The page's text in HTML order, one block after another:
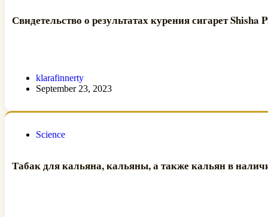
Свидетельство о результатах курения сигарет Shisha
klarafinnerty
September 23, 2023
Science
Табак для кальяна, кальяны, а также кальян в